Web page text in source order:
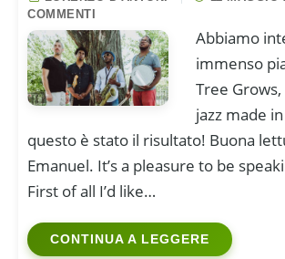
COMMENTI
Abbiamo
immenso
Tree
jazz made
questo è stato il risultato! Buona
Emanuel. It’s a pleasure to be
First of all I’d like…
CONTINUA A LEGGERE